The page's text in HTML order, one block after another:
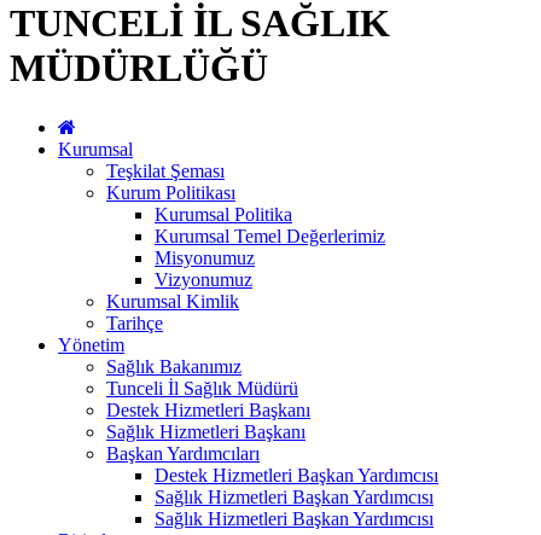
TUNCELİ İL SAĞLIK
MÜDÜRLÜĞÜ
Kurumsal
Teşkilat Şeması
Kurum Politikası
Kurumsal Politika
Kurumsal Temel Değerlerimiz
Misyonumuz
Vizyonumuz
Kurumsal Kimlik
Tarihçe
Yönetim
Sağlık Bakanımız
Tunceli İl Sağlık Müdürü
Destek Hizmetleri Başkanı
Sağlık Hizmetleri Başkanı
Başkan Yardımcıları
Destek Hizmetleri Başkan Yardımcısı
Sağlık Hizmetleri Başkan Yardımcısı
Sağlık Hizmetleri Başkan Yardımcısı